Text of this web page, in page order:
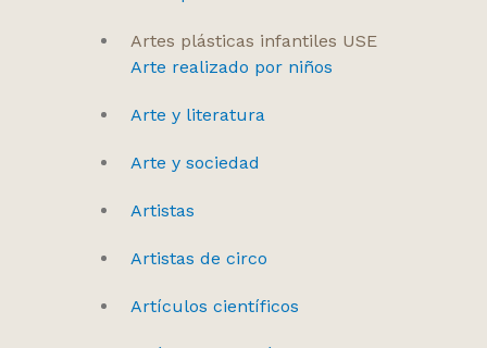
Artes plásticas infantiles USE
Arte realizado por niños
Arte y literatura
Arte y sociedad
Artistas
Artistas de circo
Artículos científicos